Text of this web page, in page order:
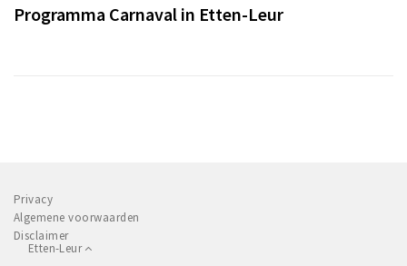
Programma Carnaval in Etten-Leur
Privacy
Algemene voorwaarden
Disclaimer
Etten-Leur